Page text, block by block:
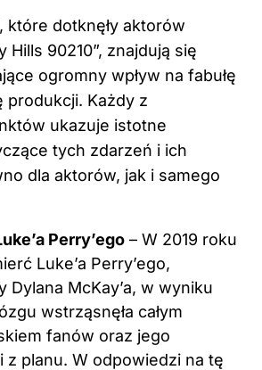
które dotknęły aktorów
Hills 90210”, znajdują się
ogromny wpływ na fabułę
produkcji. Każdy z
ukazuje istotne
tych zdarzeń i ich
dla aktorów, jak i samego
Perry’ego – W 2019 roku
Luke’a Perry’ego,
Dylana McKay’a, w wyniku
wstrząsnęła całym
fanów oraz jego
z planu. W odpowiedzi na tę